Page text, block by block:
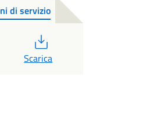
di servizio
Scarica